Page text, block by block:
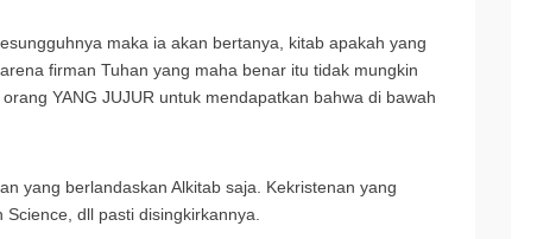
maka ia akan bertanya, kitab apakah yang
firman Tuhan yang maha benar itu tidak mungkin
YANG JUJUR untuk mendapatkan bahwa di bawah
yang berlandaskan Alkitab saja. Kekristenan yang
dll pasti disingkirkannya.